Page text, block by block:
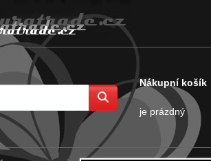
Nákupní košík
je prázdný